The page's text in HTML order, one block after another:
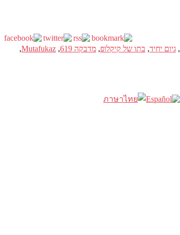
, גיום יחיד, בתו של קיקלופ, מדבקה 619 ,
Mutafukaz
,